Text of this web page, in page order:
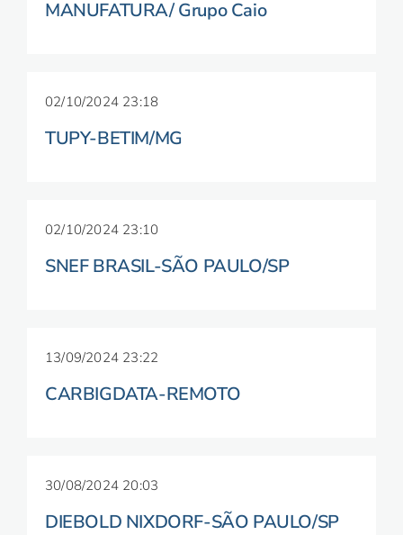
MANUFATURA/ Grupo Caio
02/10/2024 23:18
TUPY-BETIM/MG
02/10/2024 23:10
SNEF BRASIL-SÃO PAULO/SP
13/09/2024 23:22
CARBIGDATA-REMOTO
30/08/2024 20:03
DIEBOLD NIXDORF-SÃO PAULO/SP